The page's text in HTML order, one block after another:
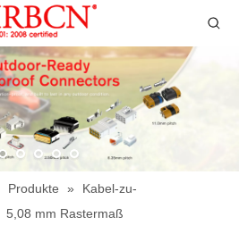
Produkte »
Kabel-zu-
5,08 mm Rastermaß